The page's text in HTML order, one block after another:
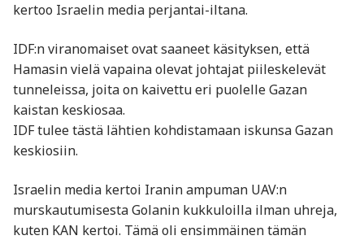
kertoo Israelin media perjantai-iltana.
IDF:n viranomaiset ovat saaneet käsityksen, että
Hamasin vielä vapaina olevat johtajat piileskelevät
tunneleissa, joita on kaivettu eri puolelle Gazan
kaistan keskiosaa.
IDF tulee tästä lähtien kohdistamaan iskunsa Gazan
keskiosiin.
Israelin media kertoi Iranin ampuman UAV:n
murskautumisesta Golanin kukkuloilla ilman uhreja,
kuten KAN kertoi. Tämä oli ensimmäinen tämän